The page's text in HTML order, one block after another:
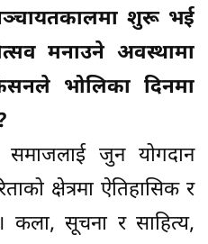
शुरू भई
मनाउने अवस्थामा
भोलिका दिनमा
समाजलाई जुन योगदान
क्षेत्रमा ऐतिहासिक र
कला, सूचना र साहित्य,